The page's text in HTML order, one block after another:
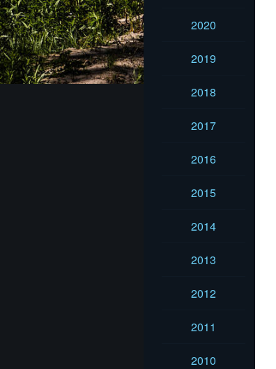
2020
2019
2018
2017
2016
2015
2014
2013
2012
2011
2010